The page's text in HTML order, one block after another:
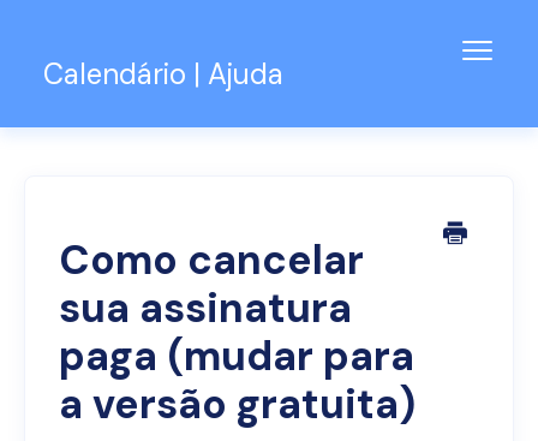
Calendário | Ajuda
Contato
Como cancelar
sua assinatura
paga (mudar para
a versão gratuita)